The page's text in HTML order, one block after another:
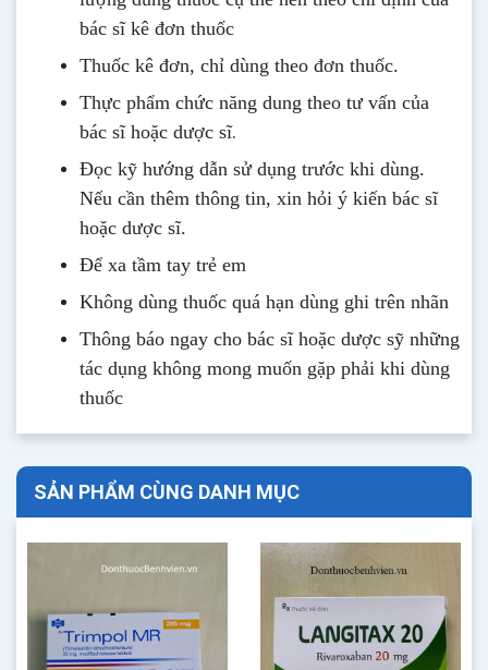
bác sĩ kê đơn thuốc
Thuốc kê đơn, chỉ dùng theo đơn thuốc.
Thực phẩm chức năng dung theo tư vấn của
bác sĩ hoặc dược sĩ.
Đọc kỹ hướng dẫn sử dụng trước khi dùng.
Nếu cần thêm thông tin, xin hỏi ý kiến bác sĩ
hoặc dược sĩ.
Để xa tầm tay trẻ em
Không dùng thuốc quá hạn dùng ghi trên nhãn
Thông báo ngay cho bác sĩ hoặc dược sỹ những
tác dụng không mong muốn gặp phải khi dùng
thuốc
SẢN PHẨM CÙNG DANH MỤC